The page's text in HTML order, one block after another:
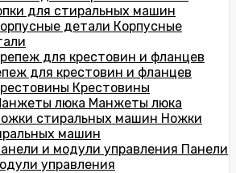
для стиральных машин
Корпусные
для крестовин и фланцев
Крестовины
Манжеты люка
Ножки
машин
Панели
управления